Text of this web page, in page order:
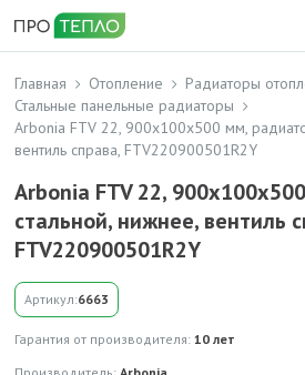
Главная Отопление
Радиаторы
Стальные панельные радиаторы
Arbonia FTV 22, 900x100x500 мм,
вентиль справа, FTV220900501R2Y
Arbonia FTV 22,
стальной, нижнее, вентиль
FTV220900501R2Y
Артикул:6663
Гарантия от производителя: 10 лет